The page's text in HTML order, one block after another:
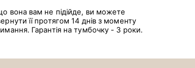
вона вам не підійде, ви можете
її протягом 14 днів з моменту
Гарантія на тумбочку - 3 роки.